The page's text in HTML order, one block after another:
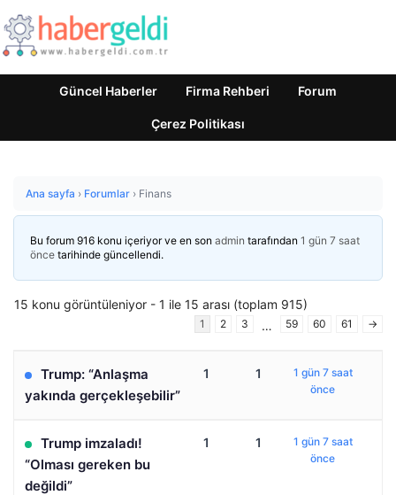
Güncel Haberler Firma Rehberi Forum
Çerez Politikası
Ana sayfa › Forumlar › Finans
Bu forum 916 konu içeriyor ve en son admin tarafından 1 gün 7 saat
önce tarihinde güncellendi.
15 konu görüntüleniyor - 1 ile 15 arası (toplam 915)
1 2 3 … 59 60 61 →
Trump: “Anlaşma
yakında gerçekleşebilir”
1 1
1 gün 7 saat
önce
Trump imzaladı!
“Olması gereken bu
değildi”
1 1
1 gün 7 saat
önce